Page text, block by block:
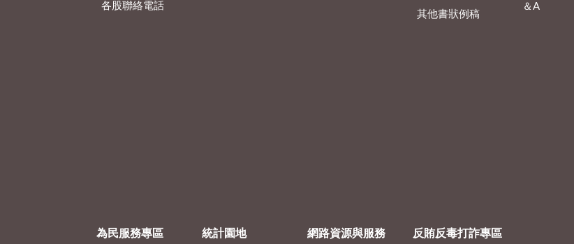
各股聯絡電話
其他書狀例稿
＆A
為民服務專區 統計園地 網路資源與服務 反賄反毒打詐專區